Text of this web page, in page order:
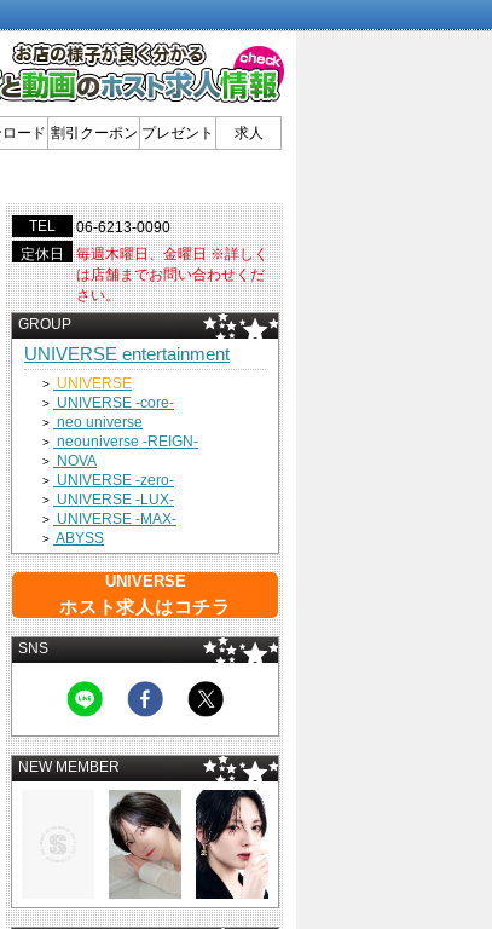
ード 割引クーポン プレゼント 求人
TEL
06-6213-0090
定休日
毎週木曜日、金曜日 ※詳しく
は店舗までお問い合わせくだ
さい。
GROUP
UNIVERSE entertainment
> UNIVERSE
> UNIVERSE -core-
> neo universe
> neouniverse -REIGN-
> NOVA
> UNIVERSE -zero-
> UNIVERSE -LUX-
> UNIVERSE -MAX-
> ABYSS
UNIVERSE
ホスト求人はコチラ
SNS
NEW MEMBER